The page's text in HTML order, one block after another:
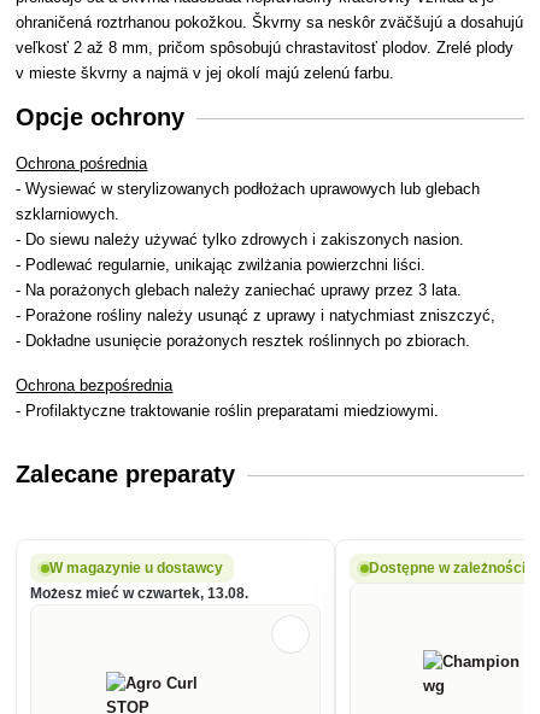
ohraničená roztrhanou pokožkou. Škvrny sa neskôr zväčšujú a dosahujú
veľkosť 2 až 8 mm, pričom spôsobujú chrastavitosť plodov. Zrelé plody
v mieste škvrny a najmä v jej okolí majú zelenú farbu.
Opcje ochrony
Ochrona pośrednia
- Wysiewać w sterylizowanych podłożach uprawowych lub glebach
szklarniowych.
- Do siewu należy używać tylko zdrowych i zakiszonych nasion.
- Podlewać regularnie, unikając zwilżania powierzchni liści.
- Na porażonych glebach należy zaniechać uprawy przez 3 lata.
- Porażone rośliny należy usunąć z uprawy i natychmiast zniszczyć,
- Dokładne usunięcie porażonych resztek roślinnych po zbiorach.
Ochrona bezpośrednia
- Profilaktyczne traktowanie roślin preparatami miedziowymi.
Zalecane preparaty
W magazynie u dostawcy
Możesz mieć w czwartek, 13.08.
Dostępne w zależności